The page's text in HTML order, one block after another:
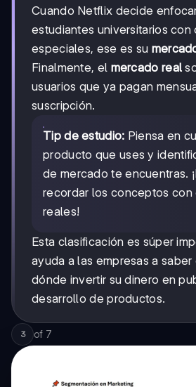
Cuando Netflix decide
estudiantes universitarios con
especiales, ese es su
Finalmente, el mercado real
usuarios que ya pagan
suscripción.
Tip de estudio: Piensa en
producto que uses y
de mercado te encuentras.
recordar los conceptos con
reales!
Esta clasificación es súper
ayuda a las empresas a
dónde invertir su dinero en
desarrollo de productos.
3 of 7